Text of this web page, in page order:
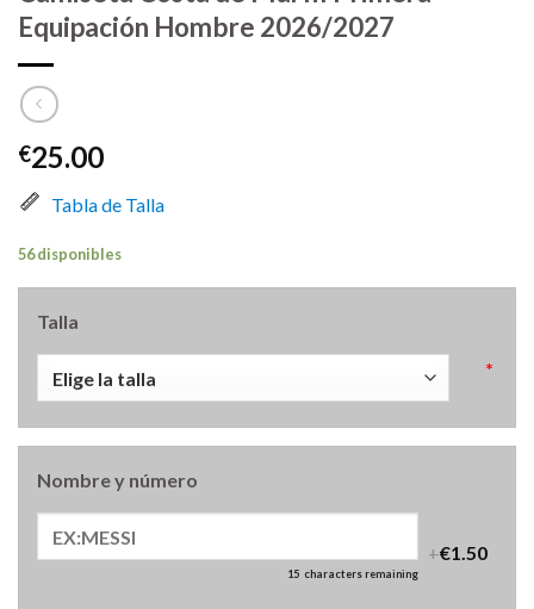
Equipación Hombre 2026/2027
€25.00
Tabla de Talla
56 disponibles
Talla
*
Nombre y número
15 characters remaining
+€1.50